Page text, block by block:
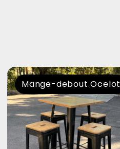
Mange-debout Ocelot